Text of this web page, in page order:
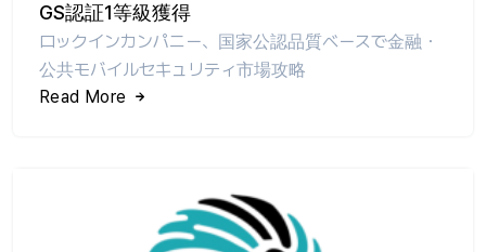
GS認証1等級獲得
ロックインカンパニー、国家公認品質ベースで金融・
公共モバイルセキュリティ市場攻略
Read More